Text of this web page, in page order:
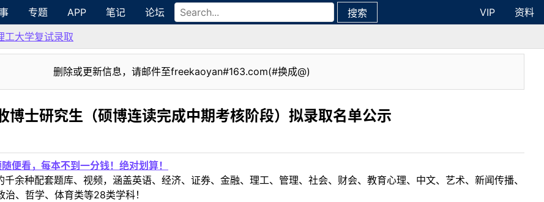
专题 APP 笔记 论坛 搜索 VIP
资料
工大学复试录取
删除或更新信息，请邮件至freekaoyan#163.com(#换成@)
士研究生（硕博连读完成中期考核阶段）拟录取名单公示
便看，每本不到一分钱！绝对划算！
余种配套题库、视频，涵盖英语、经济、证券、金融、理工、管理、社会、财会、教育心理、中文、艺术、新闻传播、
、哲学、体育类等28类学科！